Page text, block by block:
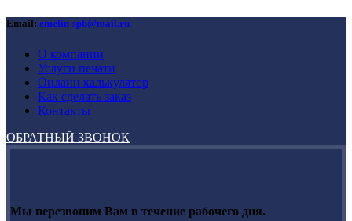
Email: emelin-spb@mail.ru
О компании
Услуги печати
Онлайн калькулятор
Как сделать заказ
Контакты
ОБРАТНЫЙ ЗВОНОК
Мы перезвоним Вам в течение рабочего дня.